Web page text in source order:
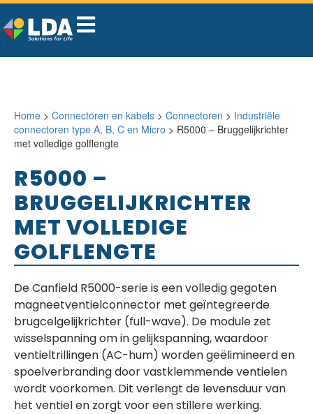
Home > Connectoren en kabels > Connectoren > Industriële
connectoren type A, B, C en Micro > R5000 – Bruggelijkrichter
met volledige golflengte
R5000 –
BRUGGELIJKRICHTER
MET VOLLEDIGE
GOLFLENGTE
De Canfield R5000-serie is een volledig gegoten
magneetventielconnector met geïntegreerde
brugcelgelijkrichter (full-wave). De module zet
wisselspanning om in gelijkspanning, waardoor
ventieltrillingen (AC-hum) worden geëlimineerd en
spoelverbranding door vastklemmende ventielen
wordt voorkomen. Dit verlengt de levensduur van
het ventiel en zorgt voor een stillere werking.